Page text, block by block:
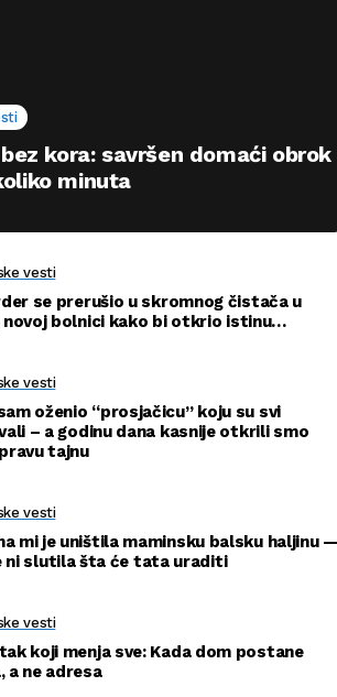
kora: savršen domaći obrok
minuta
vesti
se prerušio u skromnog čistača u
novoj bolnici kako bi otkrio istinu…
vesti
oženio “prosjačicu” koju su svi
– a godinu dana kasnije otkrili smo
tajnu
vesti
mi je uništila maminsku balsku haljinu
ni slutila šta će tata uraditi
vesti
koji menja sve: Kada dom postane
a ne adresa